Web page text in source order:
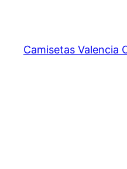
contenido
Camisetas Valencia